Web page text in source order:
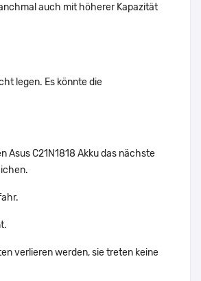
auch mit höherer Kapazität
legen. Es könnte die
Asus C21N1818 Akku das nächste
verlieren werden, sie treten keine